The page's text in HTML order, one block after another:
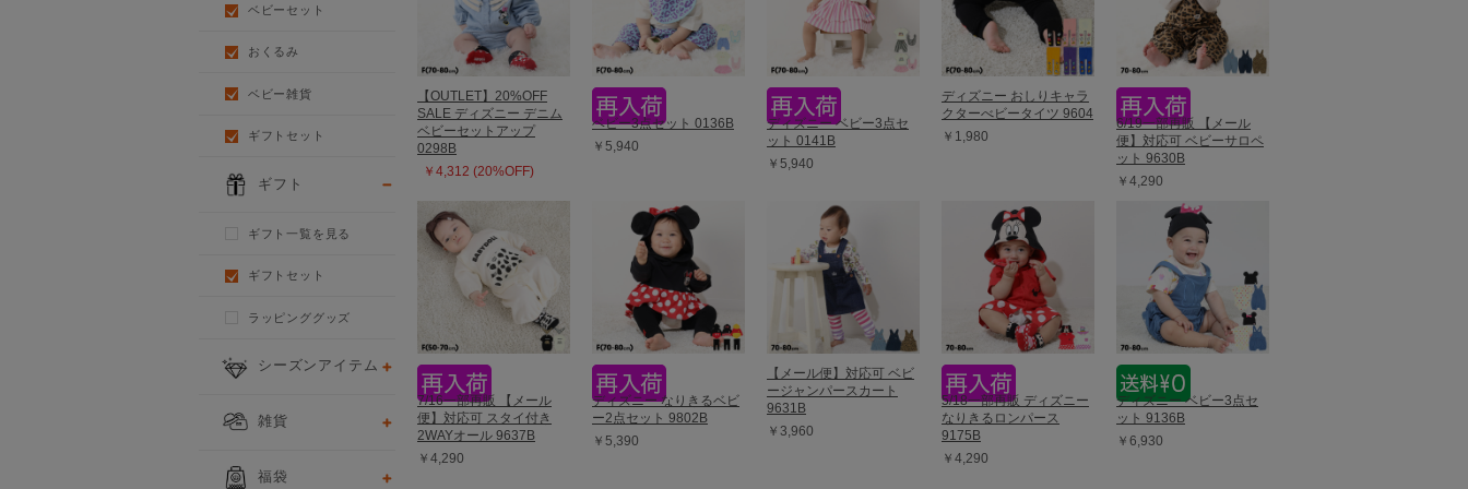
【OUTLET】20%OFF
SALE ディズニー デニム
ベビーセットアップ
0298B
￥4,312 (20%OFF)
ベビー3点セット 0136B
￥5,940
ディズニー ベビー3点セ
ット 0141B
￥5,940
ディズニー おしりキャラ
クターべビータイツ 9604
￥1,980
6/19一部再販 【メール
便】対応可 ベビーサロペ
ット 9630B
￥4,290
7/16一部再販 【メール
便】対応可 スタイ付き
2WAYオール 9637B
￥4,290
ディズニー なりきるベビ
ー2点セット 9802B
￥5,390
【メール便】対応可 ベビ
ージャンパースカート
9631B
￥3,960
5/18一部再販 ディズニー
なりきるロンパース
9175B
￥4,290
ディズニー ベビー3点セ
ット 9136B
￥6,930
ベビーセット
おくるみ
ベビー雑貨
ギフトセット
ギフト
ギフト一覧を見る
ギフトセット
ラッピンググッズ
シーズンアイテム
雑貨
福袋